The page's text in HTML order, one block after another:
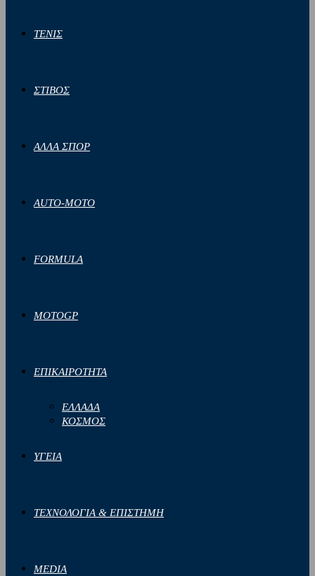
ΤΕΝΙΣ
ΣΤΙΒΟΣ
ΑΛΛΑ ΣΠΟΡ
AUTO-MOTO
FORMULA
MOTOGP
ΕΠΙΚΑΙΡΟΤΗΤΑ
ΕΛΛΑΔΑ
ΚΟΣΜΟΣ
ΥΓΕΙΑ
ΤΕΧΝΟΛΟΓΙΑ & ΕΠΙΣΤΗΜΗ
MEDIA